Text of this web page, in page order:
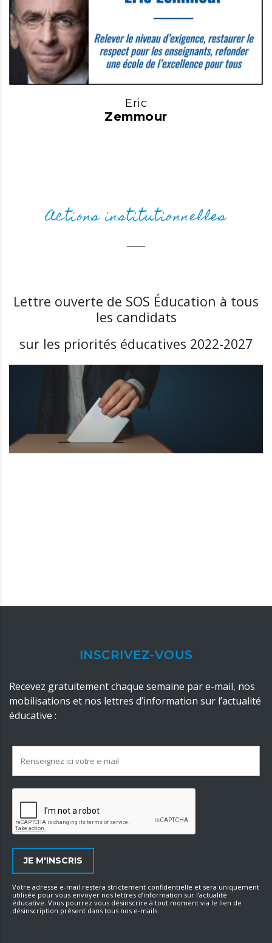
Eric
Zemmour
Actions institutionnelles
Lettre ouverte de SOS Éducation à tous
les candidats
sur les priorités éducatives 2022-2027
INSCRIVEZ-VOUS
Recevez gratuitement chaque semaine par e-mail, nos
mobilisations et nos lettres d’information sur l’actualité
éducative :
Votre adresse e-mail restera strictement confidentielle et sera uniquement
utilisée pour vous envoyer nos lettres d’information sur l’actualité
éducative. Vous pourrez vous désinscrire à tout moment via le lien de
désinscription présent dans tous nos e-mails.